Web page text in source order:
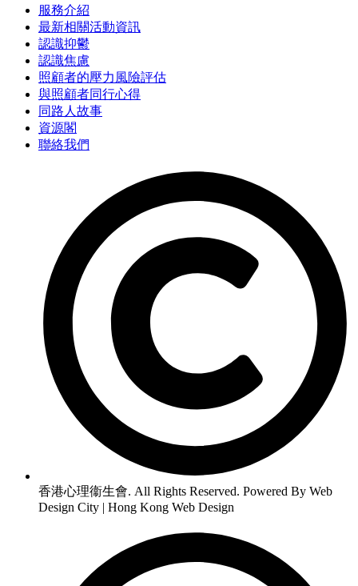
服務介紹
最新相關活動資訊
認識抑鬱
認識焦慮
照顧者的壓力風險評估
與照顧者同行心得
同路人故事
資源閣
聯絡我們
香港心理衞生會. All Rights Reserved. Powered By Web
Design City | Hong Kong Web Design